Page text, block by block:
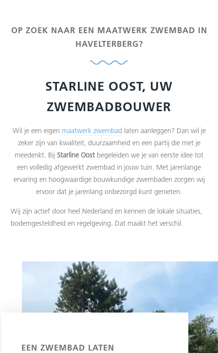
OP ZOEK NAAR EEN MAATWERK ZWEMBAD IN
HAVELTERBERG?
STARLINE OOST, UW
ZWEMBADBOUWER
Wil je een eigen maatwerk zwembad laten aanleggen? Dan wil je
zeker zijn van kwaliteit, duurzaamheid en een partij die met je
meedenkt. Bij Starline Oost begeleiden we je van eerste idee tot
een volledig afgewerkt zwembad in jouw tuin. Met jarenlange
ervaring en hoogwaardige bouwkundige zwembaden zorgen wij
ervoor dat je jarenlang onbezorgd kunt genieten.
Wij zijn actief door heel Nederland en kennen de lokale situaties,
bodemgesteldheid en regelgeving. Dat maakt het verschil.
EEN ZWEMBAD LATEN